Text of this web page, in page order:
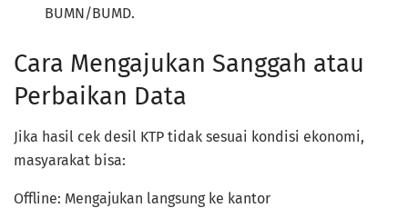
BUMN/BUMD.
Cara Mengajukan Sanggah atau
Perbaikan Data
Jika hasil cek desil KTP tidak sesuai kondisi ekonomi,
masyarakat bisa:
Offline: Mengajukan langsung ke kantor